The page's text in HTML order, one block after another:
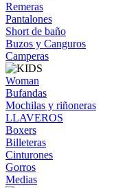
Remeras
Pantalones
Short de baño
Buzos y Canguros
Camperas
Woman
Bufandas
Mochilas y riñoneras
LLAVEROS
Boxers
Billeteras
Cinturones
Gorros
Medias